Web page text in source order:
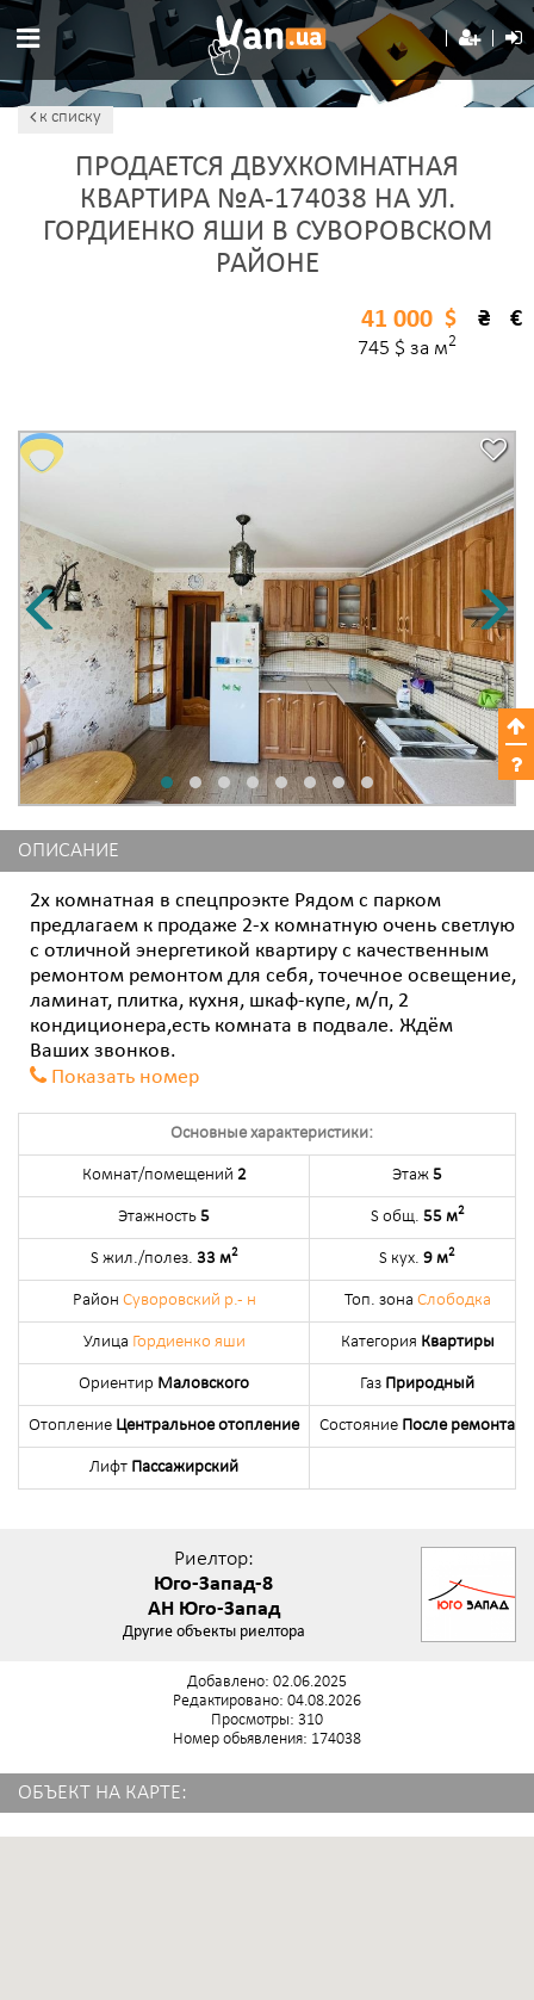
к списку
ПРОДАЕТСЯ ДВУХКОМНАТНАЯ
КВАРТИРА №A-174038 НА УЛ.
ГОРДИЕНКО ЯШИ В СУВОРОВСКОМ
РАЙОНЕ
$ ₴ €
41 000
745 $ за м2
ОПИСАНИЕ
2х комнатная в спецпроэкте Рядом с парком
предлагаем к продаже 2-х комнатную очень светлую
с отличной энергетикой квартиру с качественным
ремонтом ремонтом для себя, точечное освещение,
ламинат, плитка, кухня, шкаф-купе, м/п, 2
кондиционера,есть комната в подвале. Ждём
Ваших звонков.
Показать номер
Основные характеристики:
Комнат/помещений 2 Этаж 5
Этажность 5 S общ. 55 м2
S жил./полез. 33 м2 S кух. 9 м2
Район Суворовский р.- н Топ. зона Слободка
Улица Гордиенко яши Категория Квартиры
Ориентир Маловского Газ Природный
Отопление Центральное отопление Состояние После ремонта
Лифт Пассажирский
Риелтор:
Юго-Запад-8
АН Юго-Запад
Другие объекты риелтора
Добавлено: 02.06.2025
Редактировано: 04.08.2026
Просмотры: 310
Номер обьявления: 174038
ОБЪЕКТ НА КАРТЕ: